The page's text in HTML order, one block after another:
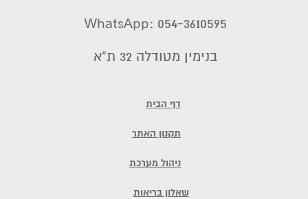
דף הבית
תקנון האתר
ניהול מערכת
שאלון בריאות
בנימין מטודלה 32 ת"א
WhatsApp: 054-3610595